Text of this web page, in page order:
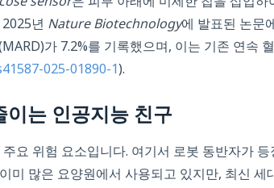
년 Nature Biotechnology에 발표된 논문
가 7.2%를 기록했으며, 이는 기존 연속
025-01890-1).
는 인공지능 친구
요 위험 요소입니다. 여기서 로봇 동반자가 등
미 많은 요양원에서 사용되고 있지만, 최신 세